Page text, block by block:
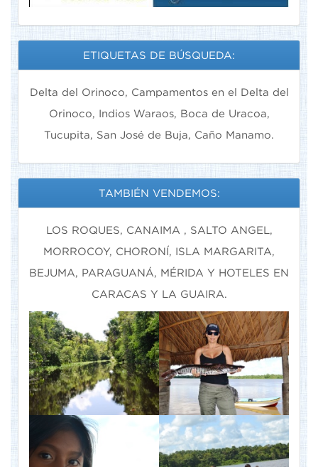
ETIQUETAS DE BÚSQUEDA:
Delta del Orinoco, Campamentos en el Delta del
Orinoco, Indios Waraos, Boca de Uracoa,
Tucupita, San José de Buja, Caño Manamo.
TAMBIÉN VENDEMOS:
LOS ROQUES, CANAIMA , SALTO ANGEL,
MORROCOY, CHORONÍ, ISLA MARGARITA,
BEJUMA, PARAGUANÁ, MÉRIDA Y HOTELES EN
CARACAS Y LA GUAIRA.